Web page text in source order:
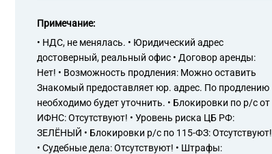
Примечание:
• НДС, не менялась. • Юридический адрес
достоверный, реальный офис • Договор аренды:
Нет! • Возможность продления: Можно оставить
Знакомый предоставляет юр. адрес. По продлению
необходимо будет уточнить. • Блокировки по р/с от
ИФНС: Отсутствуют! • Уровень риска ЦБ РФ:
ЗЕЛЁНЫЙ • Блокировки р/с по 115-ФЗ: Отсутствуют!
• Судебные дела: Отсутствуют! • Штрафы: